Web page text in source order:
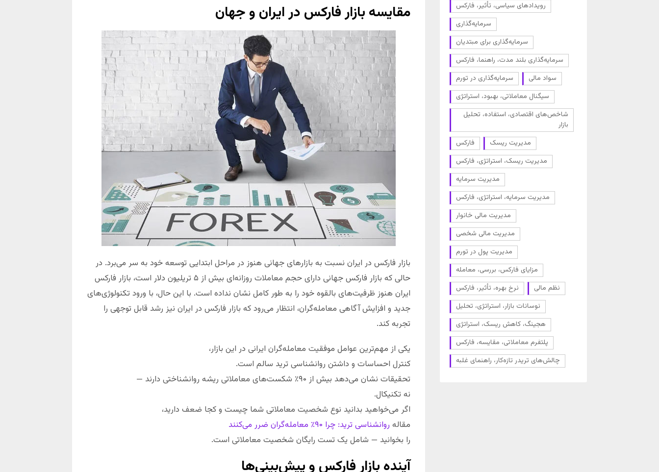
مقایسه بازار فارکس در ایران و جهان
بازار فارکس در ایران نسبت به بازارهای جهانی هنوز در مراحل ابتدایی توسعه خود به سر می‌برد. در
حالی که بازار فارکس جهانی دارای حجم معاملات روزانه‌ای بیش از ۵ تریلیون دلار است، بازار فارکس
ایران هنوز ظرفیت‌های بالقوه خود را به طور کامل نشان نداده است. با این حال، با ورود تکنولوژی‌های
جدید و افزایش آگاهی معامله‌گران، انتظار می‌رود که بازار فارکس در ایران نیز رشد قابل توجهی را
تجربه کند.
یکی از مهم‌ترین عوامل موفقیت معامله‌گران ایرانی در این بازار،
کنترل احساسات و داشتن روانشناسی ترید سالم است.
تحقیقات نشان می‌دهد بیش از ۹۰٪ شکست‌های معاملاتی ریشه روانشناختی دارند —
نه تکنیکال.
اگر می‌خواهید بدانید نوع شخصیت معاملاتی شما چیست و کجا ضعف دارید،
مقاله روانشناسی ترید: چرا ۹۰٪ معامله‌گران ضرر می‌کنند
را بخوانید — شامل یک تست رایگان شخصیت معاملاتی است.
آینده بازار فارکس و پیش‌بینی‌ها
رویدادهای سیاسی، تأثیر، فارکس
سرمایه‌گذاری
سرمایه‌گذاری برای مبتدیان
سرمایه‌گذاری بلند مدت، راهنما، فارکس
سرمایه‌گذاری در تورم
سواد مالی
سیگنال معاملاتی، بهبود، استراتژی
شاخص‌های اقتصادی، استفاده، تحلیل
بازار
فارکس
مدیریت ریسک
مدیریت ریسک، استراتژی، فارکس
مدیریت سرمایه
مدیریت سرمایه، استراتژی، فارکس
مدیریت مالی خانوار
مدیریت مالی شخصی
مدیریت پول در تورم
مزایای فارکس، بررسی، معامله
نرخ بهره، تأثیر، فارکس
نظم مالی
نوسانات بازار، استراتژی، تحلیل
هجینگ، کاهش ریسک، استراتژی
پلتفرم معاملاتی، مقایسه، فارکس
چالش‌های تریدر تازه‌کار، راهنمای غلبه